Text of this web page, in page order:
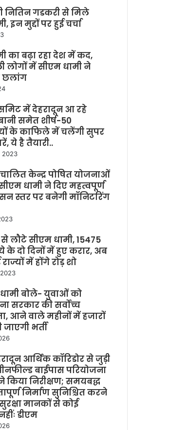
नितिन गडकरी से मिले
इन मुद्दों पर हुई चर्चा
का बढ़ा रहा देश में कद,
लोगों में सीएम धामी ने
छलांग
में देहरादून आ रहे
समेत शीर्ष-50
के काफिले में चलेंगी सुपर
ये है तैयारी..
2023
केन्द्र पोषित योजनाओं
धामी ने दिए महत्वपूर्ण
स्तर पर बनेगी मॉनिटरिंग
लौटे सीएम धामी, 15475
के दो दिनों में हुए करार, अब
में होंगे रोड़ शो
बोले- युवाओं को
सरकार की सर्वोच्च
आने वाले महीनों में हजारों
भर्ती
आर्थिक कॉरिडोर से जुड़ी
बाईपास परियोजना
किया निरीक्षण; समयबद्ध
निर्माण सुनिश्चित करने
मानकों से कोई
डीएम